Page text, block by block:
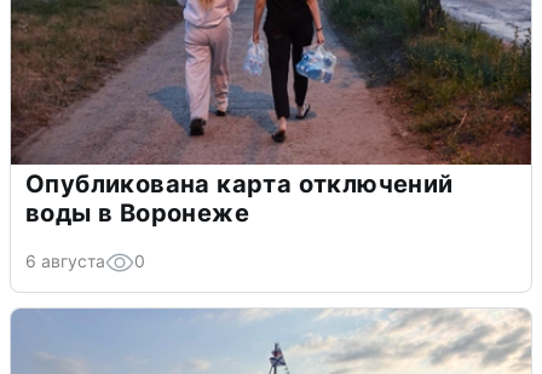
Опубликована карта отключений
воды в Воронеже
6 августа 0